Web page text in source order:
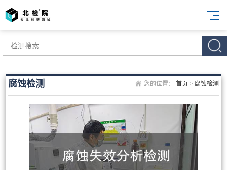
您的位置： 首页 > 腐蚀检测
腐蚀检测